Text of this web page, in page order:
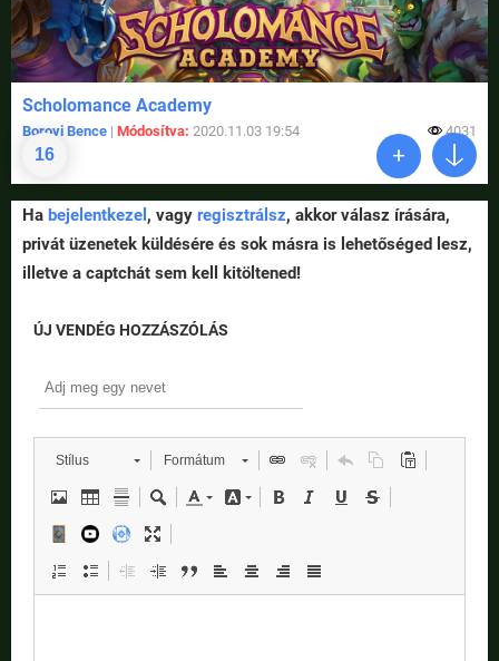
16
Scholomance Academy
Borovi Bence | Módosítva: 2020.11.03 19:54 4031
Ha bejelentkezel , vagy regisztrálsz, akkor válasz írására,
privát üzenetek küldésére és sok másra is lehetőséged lesz,
illetve a captchát sem kell kitöltened!
ÚJ VENDÉG HOZZÁSZÓLÁS
Stílus Formátum